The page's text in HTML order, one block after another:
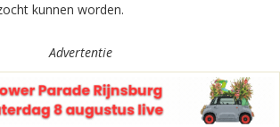
kunnen worden.
Advertentie